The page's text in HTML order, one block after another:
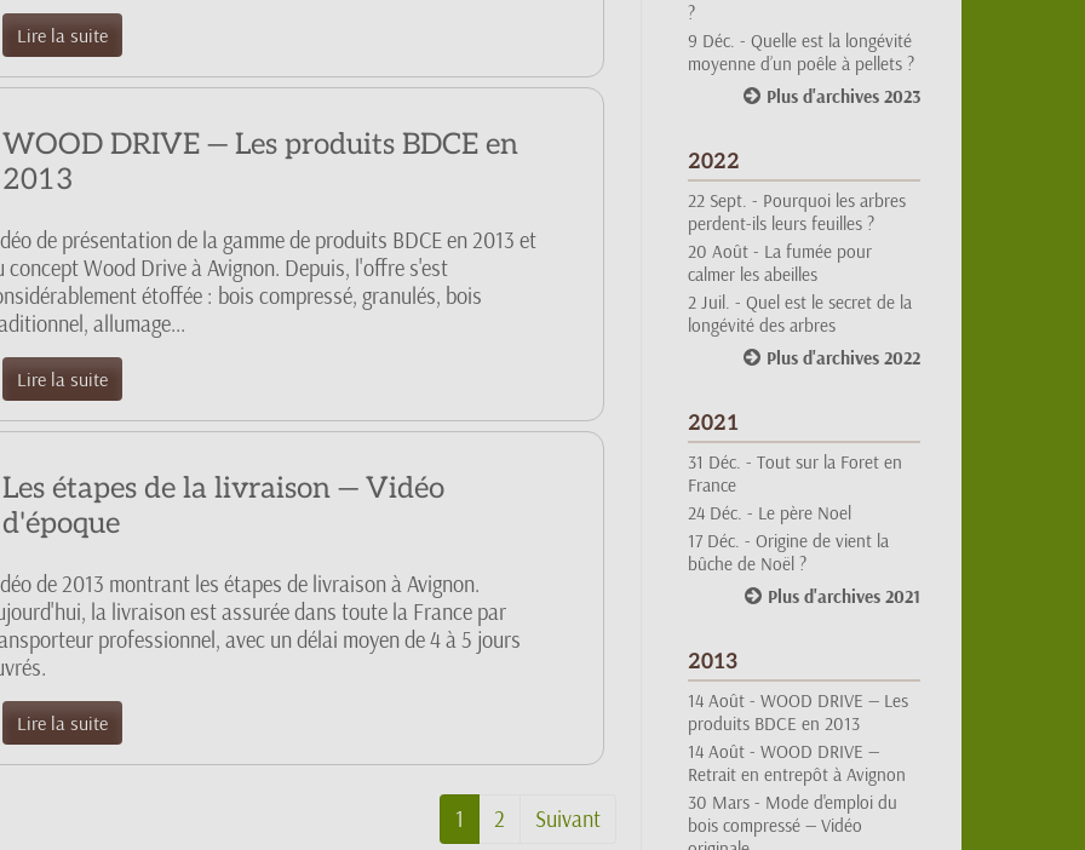
Lire la suite
WOOD DRIVE — Les produits BDCE en
2013
de présentation de la gamme de produits BDCE en 2013 et
concept Wood Drive à Avignon. Depuis, l'offre s'est
étoffée : bois compressé, granulés, bois
allumage...
Lire la suite
Les étapes de la livraison — Vidéo
d'époque
de 2013 montrant les étapes de livraison à Avignon.
la livraison est assurée dans toute la France par
professionnel, avec un délai moyen de 4 à 5 jours
Lire la suite
1 2 Suivant
9 Déc. -
moyenne d’un poêle à pellets ?
Plus d'archives 2023
22 Sept. -Pourquoi les arbres
perdent-ils leurs feuilles ?
20 Août -La fumée pour
calmer les abeilles
2 Juil. -Quel est le secret de la
longévité des arbres
Plus d'archives 2022
31 Déc. -Tout sur la Foret en
France
24 Déc. -
17 Déc. - Origine de vient la
bûche de Noël ?
Plus d'archives 2021
14 Août -WOOD DRIVE — Les
produits BDCE en 2013
14 Août -WOOD DRIVE —
Retrait en entrepôt à Avignon
30 Mars -Mode d'emploi du
bois compressé — Vidéo
originale